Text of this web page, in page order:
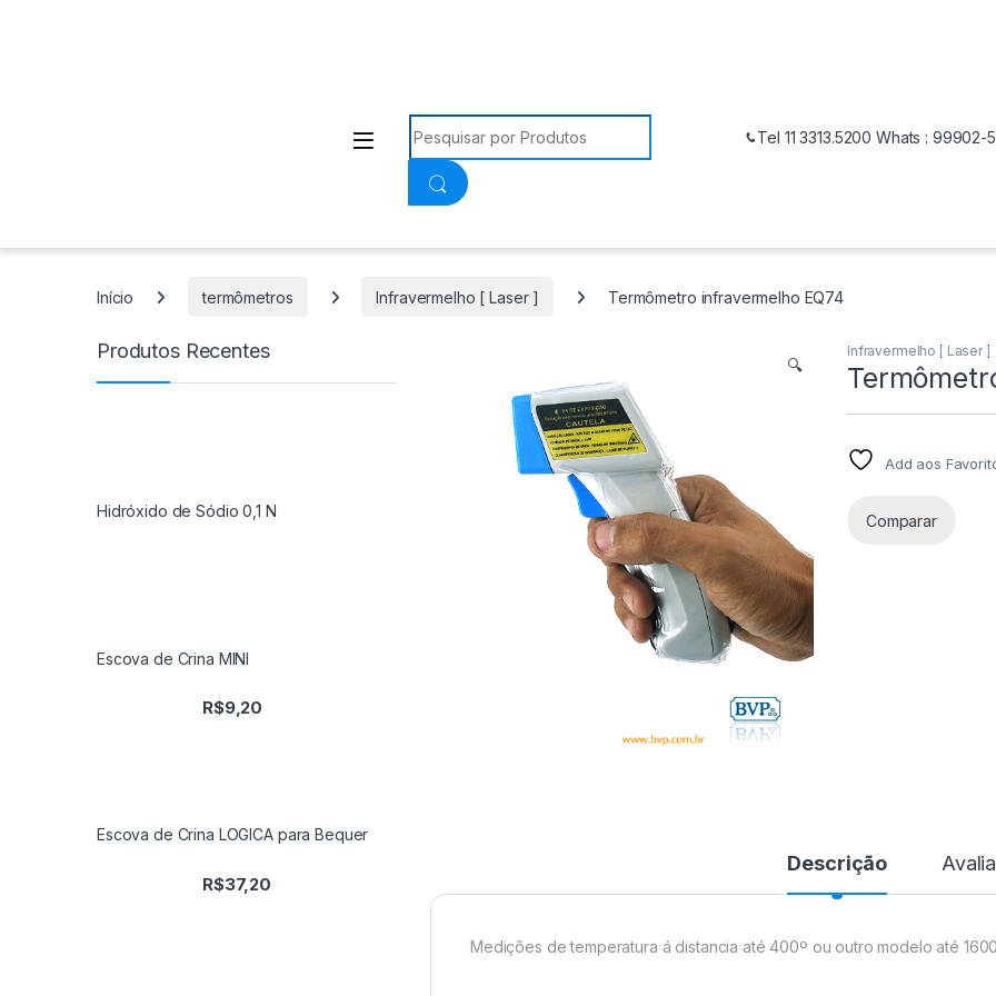
Procurar:
Tel 11 3313.5200 Whats : 99902-
Início termômetros Infravermelho [ Laser ] Termômetro infravermelho EQ74
🔍
Infravermelho [ Laser ]
Add aos
Comparar
Descrição
Medições de temperatura á distancia até 400º ou outro modelo até
Produtos Recentes
Hidróxido de Sódio 0,1 N
Escova de Crina MINI
R$9,20
Escova de Crina LOGICA para Bequer
R$37,20